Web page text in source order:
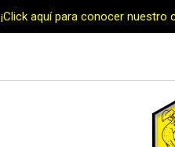
¡Click aquí para conocer